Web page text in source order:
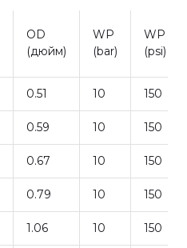
OD
(дюйм)
WP
(bar)
WP
(psi)
0.51 10 150
0.59 10 150
0.67 10 150
0.79 10 150
1.06 10 150